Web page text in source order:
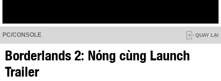
PC/CONSOLE QUAY LẠI
Borderlands 2: Nóng cùng Launch
Trailer